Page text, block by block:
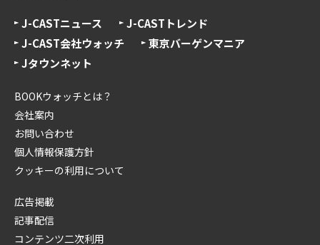
J-CASTニュース
J-CASTトレンド
J-CAST会社ウォッチ
東京バーゲンマニア
Jタウンネット
BOOKウォッチとは？
会社案内
お問い合わせ
個人情報保護方針
クッキーの利用について
広告掲載
記事配信
コンテンツ二次利用